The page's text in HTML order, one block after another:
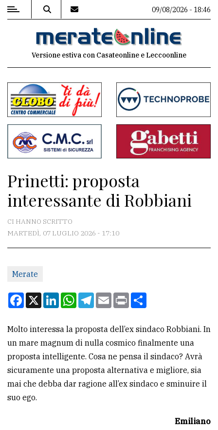
MENU
commenti
Contenuti
del
sito
Associazioni
Meteo
redazione
Scrivici
la
tua
pubblicità
CERCA
09/08/2026 - 18:46
Versione estiva con Casateonline e Leccoonline
Prinetti: proposta
interessante di Robbiani
CI HANNO SCRITTO
MARTEDÌ, 07 LUGLIO 2026 - 17:10
Merate
Facebook
X LinkedInWhatsApp
Telegram
EmailPrint
Molto interessa la proposta dell’ex sindaco Robbiani. In
un mare magnum di nulla cosmico finalmente una
proposta intelligente. Cosa ne pensa il sindaco? Avrà
sicuramente una proposta alternativa e migliore, sia
mai che debba dar ragione all’ex sindaco e sminuire il
suo ego.
Emiliano